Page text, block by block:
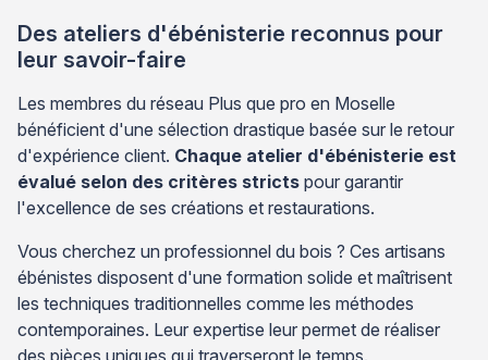
Des ateliers d'ébénisterie reconnus pour
leur savoir-faire
Les membres du réseau Plus que pro en Moselle
bénéficient d'une sélection drastique basée sur le retour
d'expérience client. Chaque atelier d'ébénisterie est
évalué selon des critères stricts pour garantir
l'excellence de ses créations et restaurations.
Vous cherchez un professionnel du bois ? Ces artisans
ébénistes disposent d'une formation solide et maîtrisent
les techniques traditionnelles comme les méthodes
contemporaines. Leur expertise leur permet de réaliser
des pièces uniques qui traverseront le temps.